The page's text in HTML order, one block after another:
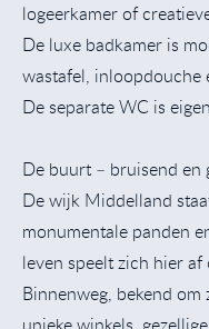
logeerkamer of
De luxe badkamer is
wastafel, inloopdouche
De separate WC is
De buurt – bruisend en
De wijk Middelland
monumentale panden
leven speelt zich hier
Binnenweg, bekend